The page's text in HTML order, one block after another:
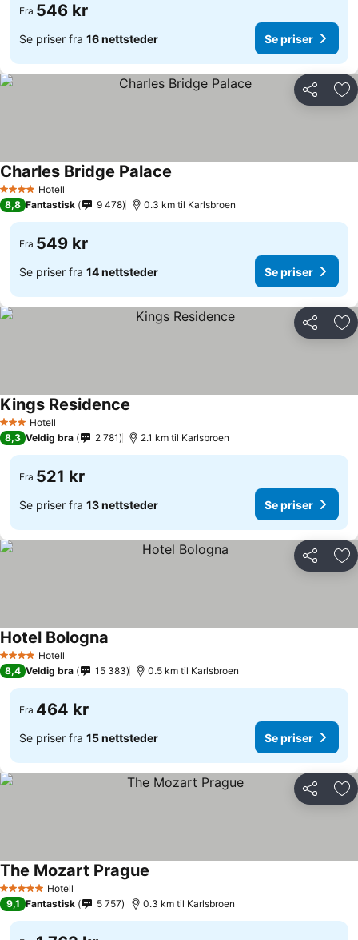
Fra 546 kr
Se priser fra 16 nettsteder Se priser
Del
4 StjernerHotell
Charles Bridge Palace
8,8 Fantastisk 9 478 0.3 km til Karlsbroen
Fra 549 kr
Se priser fra 14 nettsteder Se priser
Del
3 StjernerHotell
Kings Residence
8,3 Veldig bra 2 781 2.1 km til Karlsbroen
Fra 521 kr
Se priser fra 13 nettsteder Se priser
Del
4 StjernerHotell
Hotel Bologna
8,4 Veldig bra 15 383 0.5 km til Karlsbroen
Fra 464 kr
Se priser fra 15 nettsteder Se priser
Del
5 Stjerner Hotell
The Mozart Prague
9,1 Fantastisk 5 757 0.3 km til Karlsbroen